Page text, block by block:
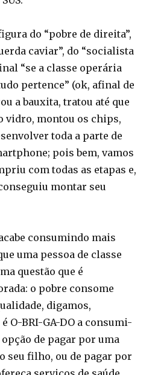
do “pobre de direita”,
caviar”, do “socialista
“se a classe operária
pertence” (ok, afinal de
a bauxita, tratou até que
vidro, montou os chips,
toda a parte de
pois bem, vamos
com todas as etapas e,
montar seu
consumindo mais
uma pessoa de classe
questão que é
o pobre consome
digamos,
O-BRI-GA-DO a consumi-
de pagar por uma
seu filho, ou de pagar por